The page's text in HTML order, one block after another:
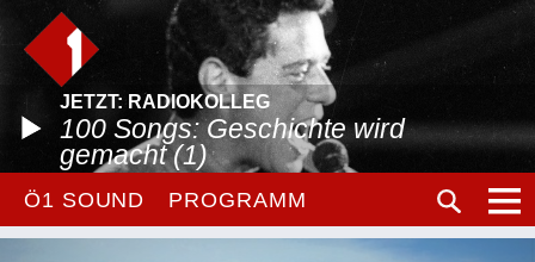
JETZT: RADIOKOLLEG
100 Songs: Geschichte wird
gemacht (1)
Ö1 SOUND PROGRAMM